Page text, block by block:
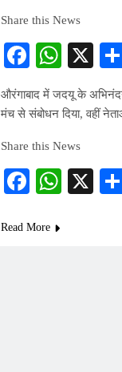
Share this News
Facebook
X
औरंगाबाद में जदयू के
मंच से संबोधन दिया, वहीं
Share this News
Facebook
X
Read More